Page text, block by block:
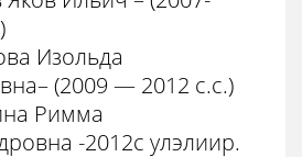
Изольда
(2009 — 2012 с.с.)
Римма
-2012с улэлиир.